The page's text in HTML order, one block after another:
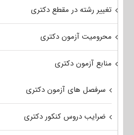
تغییر رشته در مقطع دکتری
محرومیت آزمون دکتری
منابع آزمون دکتری
سرفصل های آزمون دکتری
ضرایب دروس کنکور دکتری